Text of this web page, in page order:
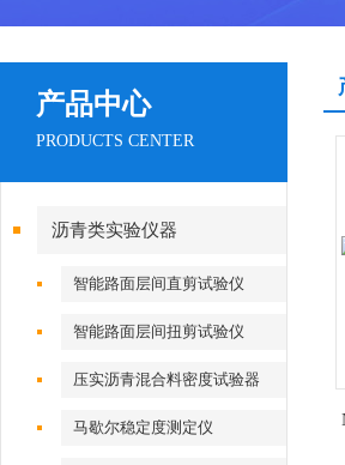
产品中心
PRODUCTS CENTER
沥青类实验仪器
智能路面层间直剪试验仪
智能路面层间扭剪试验仪
压实沥青混合料密度试验器
马歇尔稳定度测定仪